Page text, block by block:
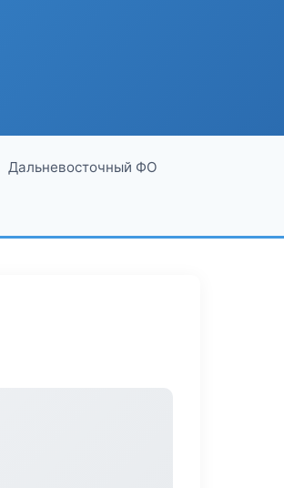
Дальневосточный ФО